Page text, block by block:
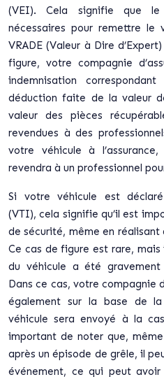
(VEI). Cela signifie que le
nécessaires pour remettre le
VRADE (Valeur à Dire
figure, votre compagnie
indemnisation
déduction faite de la valeur
valeur des pièces
revendues à des
votre véhicule à
revendra à un professionnel
Si votre véhicule est
(VTI), cela signifie qu’il est
de sécurité, même en
Ce cas de figure est rare,
du véhicule a été
Dans ce cas, votre compagnie
également sur la base de
véhicule sera envoyé à la
important de noter que,
après un épisode de grêle, il
événement, ce qui peut